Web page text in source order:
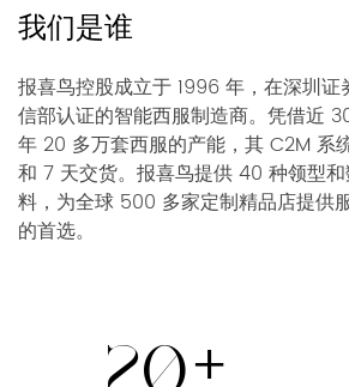
我们是谁
报喜鸟控股成立于 1996 年，在深圳
信部认证的智能西服制造商。凭借近
年 20 多万套西服的产能，其 C2M 系
和 7 天交货。报喜鸟提供 40 种领型
料，为全球 500 多家定制精品店提
的首选。
20+